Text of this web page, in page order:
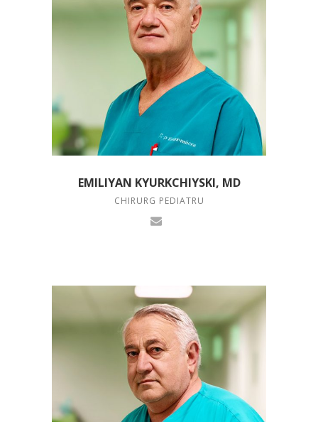
EMILIYAN KYURKCHIYSKI, MD
CHIRURG PEDIATRU